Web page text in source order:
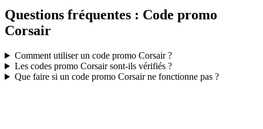
Questions fréquentes : Code promo
Corsair
Comment utiliser un code promo Corsair?
Les codes promo Corsairsont-ils vérifiés ?
Que faire si un code promo Corsairne fonctionne pas ?